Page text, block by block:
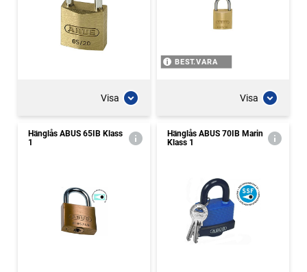
Visa
BEST.VARA
Visa
Hänglås ABUS 65IB Klass
1
Hänglås ABUS 70IB Marin
Klass 1